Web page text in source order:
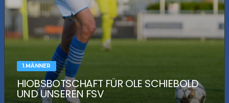
1.MÄNNER
HIOBSBOTSCHAFT FÜR OLE SCHIEBOLD
UND UNSEREN FSV